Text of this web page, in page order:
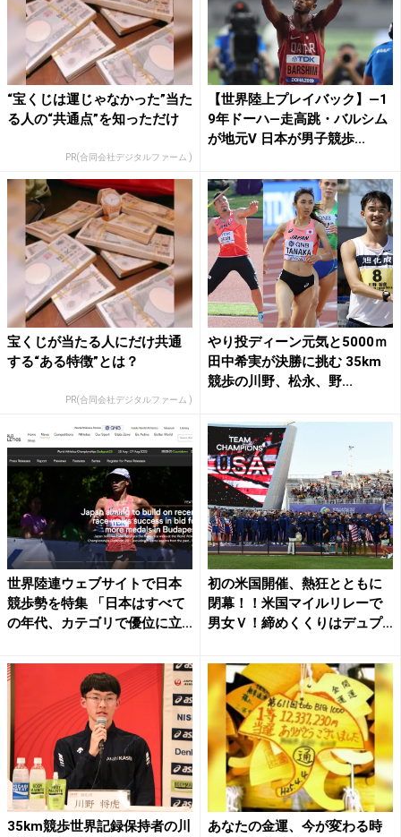
“宝くじは運じゃなかった”当た
る人の“共通点”を知っただけ
PR(合同会社デジタルファーム )
【世界陸上プレイバック】―1
9年ドーハ―走高跳・バルシム
が地元V 日本が男子競歩...
宝くじが当たる人にだけ共通
する“ある特徴”とは？
PR(合同会社デジタルファーム )
やり投ディーン元気と5000ｍ
田中希実が決勝に挑む 35km
競歩の川野、松永、野...
世界陸連ウェブサイトで日本
競歩勢を特集 「日本はすべて
の年代、カテゴリで優位に立...
初の米国開催、熱狂とともに
閉幕！！米国マイルリレーで
男女Ｖ！締めくくりはデュプ
35km競歩世界記録保持者の川
あなたの金運、今が変わる時